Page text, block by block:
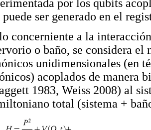
por los qubits
puede ser generado en el
concerniente a la
o baño, se considera el
unidimensionales (en
acoplados de manera
1983, Weiss 2008) al
total (sistema +